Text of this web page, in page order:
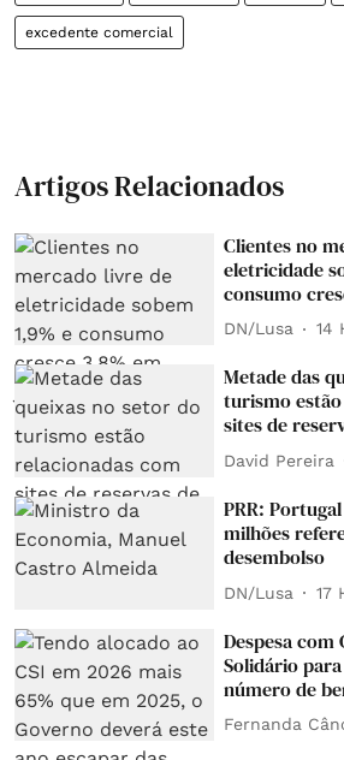
excedente comercial
Artigos Relacionados
Clientes no
eletricidade
consumo
DN/Lusa 14
Metade das
turismo
sites de
David Pereira
PRR:
milhões
desembolso
DN/Lusa 17
Despesa
Solidário
número de
Fernanda